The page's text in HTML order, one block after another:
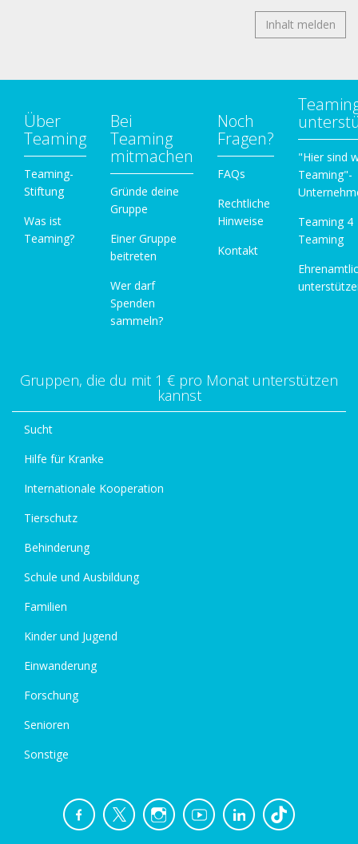
Inhalt melden
Über
Teaming
Teaming-
Stiftung
Was ist
Teaming?
Bei
Teaming
mitmachen
Gründe deine
Gruppe
Einer Gruppe
beitreten
Wer darf
Spenden
sammeln?
Noch
Fragen?
FAQs
Rechtliche
Hinweise
Kontakt
"Hier sind
Teaming"-
Teaming 4
Teaming
Gruppen, die du mit 1 € pro Monat unterstützen
kannst
Sucht
Hilfe für Kranke
Internationale Kooperation
Tierschutz
Behinderung
Schule und Ausbildung
Familien
Kinder und Jugend
Einwanderung
Forschung
Senioren
Sonstige